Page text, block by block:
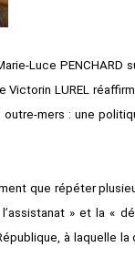
Luce
LUREL
outre-mers : une
que répéter
» et la «
à laquelle